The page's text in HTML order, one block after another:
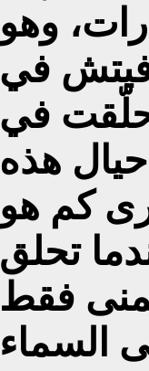
وهو
في
حلّقت في
حيال هذه
كم هو
تحلق
فقط